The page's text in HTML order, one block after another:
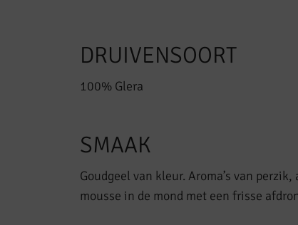
DRUIVENSOORT
100% Glera
SMAAK
Goudgeel van kleur. Aroma’s van
mousse in de mond met een frisse